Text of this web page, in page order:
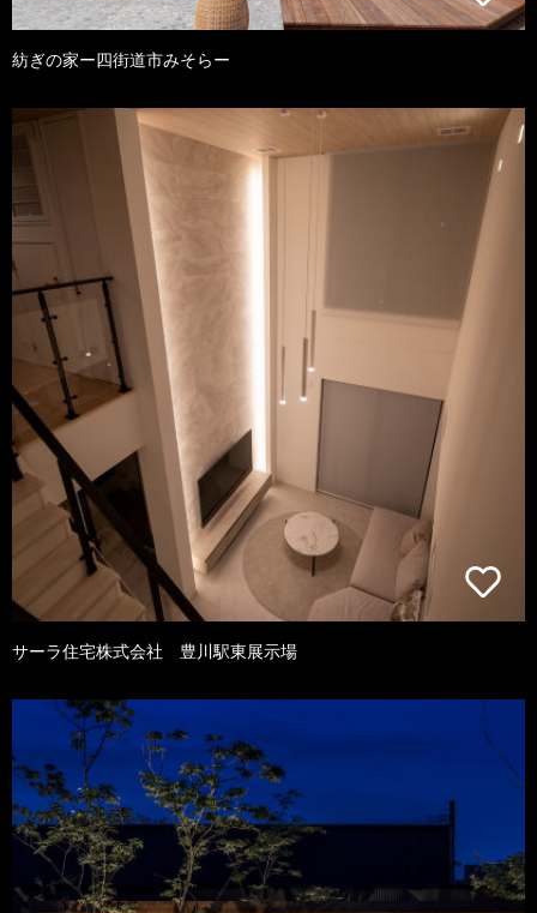
紡ぎの家ー四街道市みそらー
サーラ住宅株式会社 豊川駅東展示場